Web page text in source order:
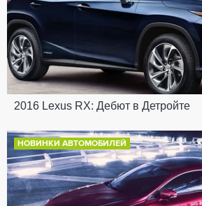
2016 Lexus RX: Дебют в Детройте
НОВИНКИ АВТОМОБИЛЕЙ